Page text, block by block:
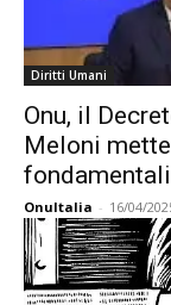
Diritti Umani
Onu, il
Meloni
fondamentali
OnuItalia - 16/04/